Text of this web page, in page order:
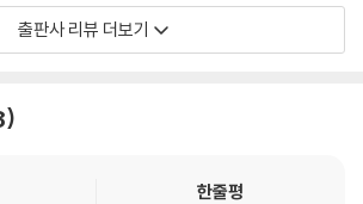
의 관계는 무엇일까요?
이혼 사실을 이야기하는 것이 좋을까요?
아이에게 갑자기 뽀뽀를 했대요
에서 어떻게 접근해야 할까요?
다. 이 엄마 말을 들으면 괜찮은 것 같은데, 또 저
출판사 리뷰 더보기
한줄평